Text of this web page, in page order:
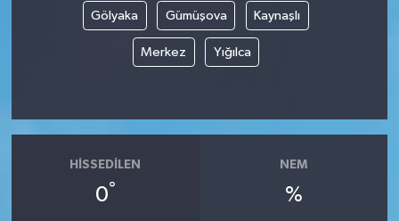
Gölyaka Gümüşova Kaynaşlı
Merkez Yığılca
HISSEDILEN
0°
NEM
%